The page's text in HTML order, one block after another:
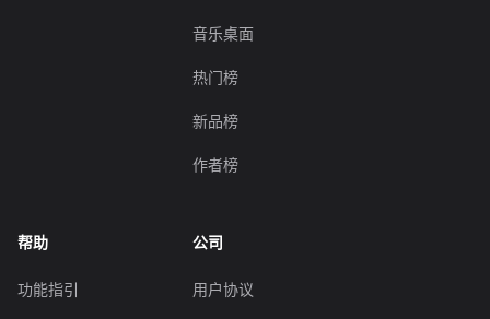
音乐桌面
热门榜
新品榜
作者榜
帮助
功能指引
公司
用户协议